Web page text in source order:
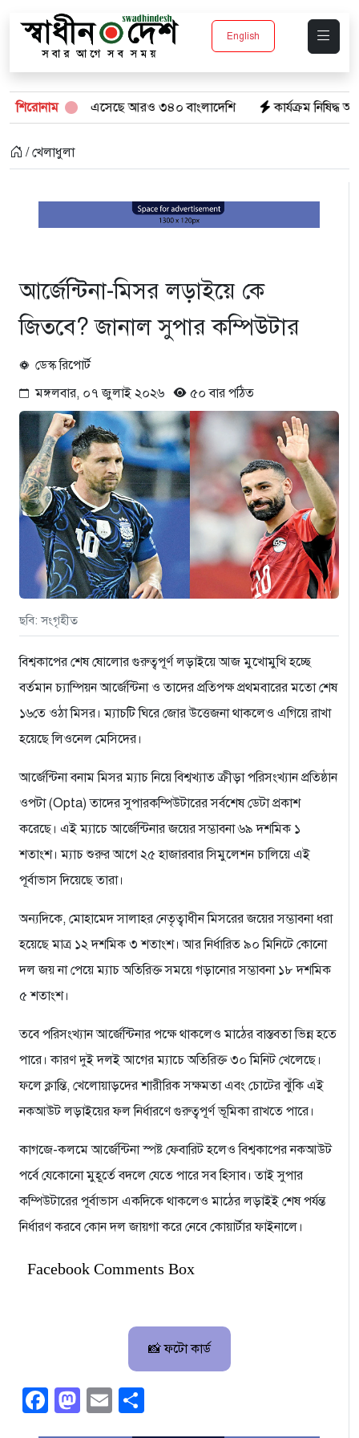
English
শিরোনাম
ফেরত এসেছে আরও ৩৪০ বাংলাদেশি কার্যক্রম নিষিদ্ধ আ. লীগকে
/ খেলাধুলা
আর্জেন্টিনা-মিসর লড়াইয়ে কে
জিতবে? জানাল সুপার কম্পিউটার
ডেস্ক রিপোর্ট
মঙ্গলবার, ০৭ জুলাই ২০২৬
৫০ বার পঠিত
ছবি: সংগৃহীত
বিশ্বকাপের শেষ ষোলোর গুরুত্বপূর্ণ লড়াইয়ে আজ মুখোমুখি হচ্ছে
বর্তমান চ্যাম্পিয়ন আর্জেন্টিনা ও তাদের প্রতিপক্ষ প্রথমবারের মতো শেষ
১৬তে ওঠা মিসর। ম্যাচটি ঘিরে জোর উত্তেজনা থাকলেও এগিয়ে রাখা
হয়েছে লিওনেল মেসিদের।
আর্জেন্টিনা বনাম মিসর ম্যাচ নিয়ে বিশ্বখ্যাত ক্রীড়া পরিসংখ্যান প্রতিষ্ঠান
ওপটা (Opta) তাদের সুপারকম্পিউটারের সর্বশেষ ডেটা প্রকাশ
করেছে। এই ম্যাচে আর্জেন্টিনার জয়ের সম্ভাবনা ৬৯ দশমিক ১
শতাংশ। ম্যাচ শুরুর আগে ২৫ হাজারবার সিমুলেশন চালিয়ে এই
পূর্বাভাস দিয়েছে তারা।
অন্যদিকে, মোহামেদ সালাহর নেতৃত্বাধীন মিসরের জয়ের সম্ভাবনা ধরা
হয়েছে মাত্র ১২ দশমিক ৩ শতাংশ। আর নির্ধারিত ৯০ মিনিটে কোনো
দল জয় না পেয়ে ম্যাচ অতিরিক্ত সময়ে গড়ানোর সম্ভাবনা ১৮ দশমিক
৫ শতাংশ।
তবে পরিসংখ্যান আর্জেন্টিনার পক্ষে থাকলেও মাঠের বাস্তবতা ভিন্ন হতে
পারে। কারণ দুই দলই আগের ম্যাচে অতিরিক্ত ৩০ মিনিট খেলেছে।
ফলে ক্লান্তি, খেলোয়াড়দের শারীরিক সক্ষমতা এবং চোটের ঝুঁকি এই
নকআউট লড়াইয়ের ফল নির্ধারণে গুরুত্বপূর্ণ ভূমিকা রাখতে পারে।
কাগজে-কলমে আর্জেন্টিনা স্পষ্ট ফেবারিট হলেও বিশ্বকাপের নকআউট
পর্বে যেকোনো মুহূর্তে বদলে যেতে পারে সব হিসাব। তাই সুপার
কম্পিউটারের পূর্বাভাস একদিকে থাকলেও মাঠের লড়াইই শেষ পর্যন্ত
নির্ধারণ করবে কোন দল জায়গা করে নেবে কোয়ার্টার ফাইনালে।
Facebook Comments Box
📸 ফটো কার্ড
Facebook
Mastodon
Email